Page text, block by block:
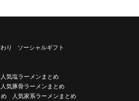
り ソーシャルギフト
人気塩ラーメンまとめ
人気豚骨ラーメンまとめ
人気家系ラーメンまとめ